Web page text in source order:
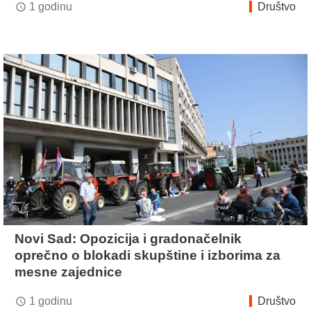
access_time 1 godinu Društvo
Novi Sad: Opozicija i gradonačelnik
oprečno o blokadi skupštine i izborima za
mesne zajednice
access_time 1 godinu Društvo